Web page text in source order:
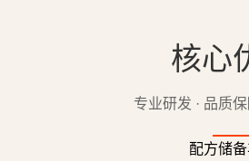
核心
专业研发 · 品质
配方储